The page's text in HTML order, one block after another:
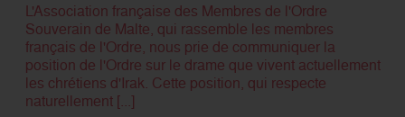
L'Association française des Membres de l'Ordre
Souverain de Malte, qui rassemble les membres
français de l'Ordre, nous prie de communiquer la
position de l'Ordre sur le drame que vivent actuellement
les chrétiens d'Irak. Cette position, qui respecte
naturellement [...]